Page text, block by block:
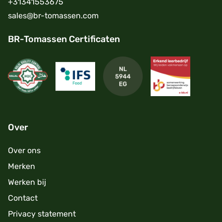
sales@br-tomassen.com
BR-Tomassen Certificaten
Over
Over ons
Merken
Werken bij
Contact
Privacy statement